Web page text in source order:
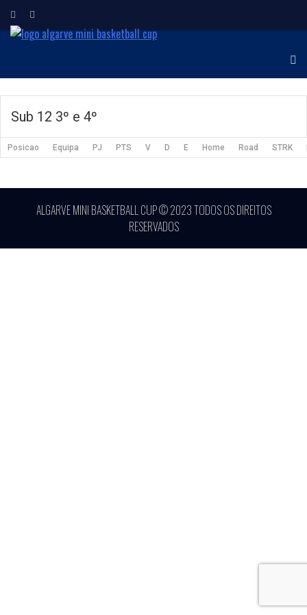
Sub 12 3º e 4º
Posicao Equipa PJ PTS V D E Home Road STRK
ALGARVE MINI BASKETBALL CUP © 2023 TODOS OS DIREITOS
RESERVADOS